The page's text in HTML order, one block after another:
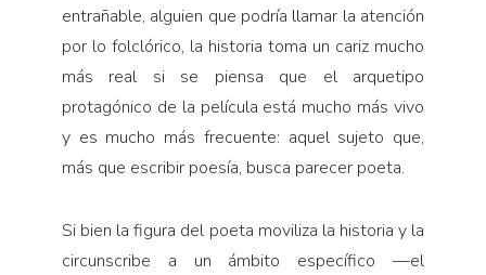
entrañable, alguien que podría llamar la atención
por lo folclórico, la historia toma un cariz mucho
más real si se piensa que el arquetipo
protagónico de la película está mucho más vivo
y es mucho más frecuente: aquel sujeto que,
más que escribir poesía, busca parecer poeta.
Si bien la figura del poeta moviliza la historia y la
circunscribe a un ámbito específico —el